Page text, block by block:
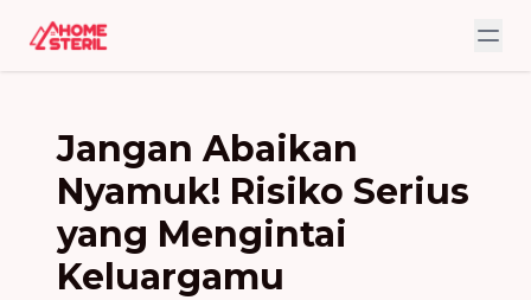
Jangan Abaikan
Nyamuk! Risiko Serius
yang Mengintai
Keluargamu